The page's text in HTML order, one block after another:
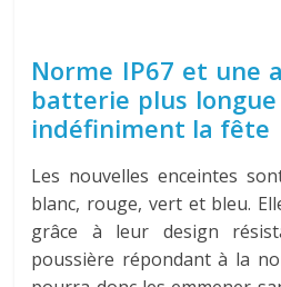
Norme IP67 et une
batterie plus
indéfiniment la fête
Les nouvelles enceintes
blanc, rouge, vert et bleu.
grâce à leur design
poussière répondant à la